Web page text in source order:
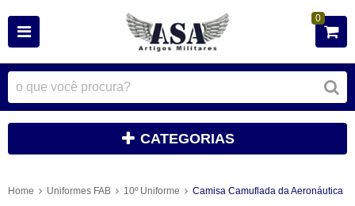
0
CATEGORIAS
Home Uniformes FAB 10º Uniforme Camisa Camuflada da Aeronáutica